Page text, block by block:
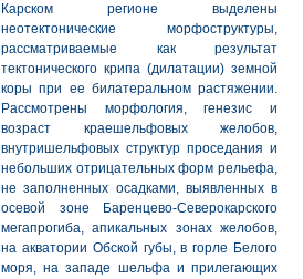
Карском регионе выделены
неотектонические морфоструктуры,
рассматриваемые как результат
тектонического крипа (дилатации) земной
коры при ее билатеральном растяжении.
Рассмотрены морфология, генезис и
возраст краешельфовых желобов,
внутришельфовых структур проседания и
небольших отрицательных форм рельефа,
не заполненных осадками, выявленных в
осевой зоне Баренцево-Северокарского
мегапрогиба, апикальных зонах желобов,
на акватории Обской губы, в горле Белого
моря, на западе шельфа и прилегающих